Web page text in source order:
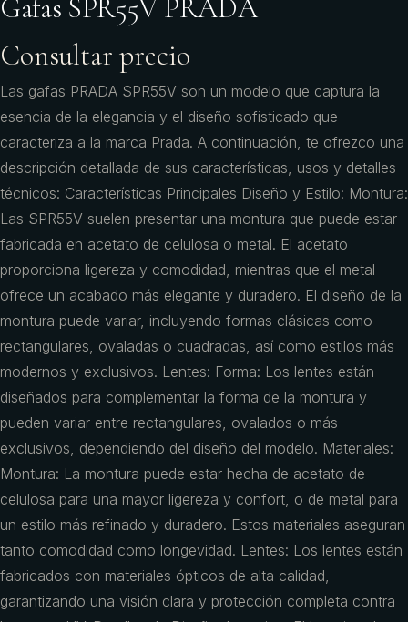
Gafas SPR55V PRADA
Consultar precio
Las gafas PRADA SPR55V son un modelo que captura la
esencia de la elegancia y el diseño sofisticado que
caracteriza a la marca Prada. A continuación, te ofrezco una
descripción detallada de sus características, usos y detalles
técnicos: Características Principales Diseño y Estilo: Montura:
Las SPR55V suelen presentar una montura que puede estar
fabricada en acetato de celulosa o metal. El acetato
proporciona ligereza y comodidad, mientras que el metal
ofrece un acabado más elegante y duradero. El diseño de la
montura puede variar, incluyendo formas clásicas como
rectangulares, ovaladas o cuadradas, así como estilos más
modernos y exclusivos. Lentes: Forma: Los lentes están
diseñados para complementar la forma de la montura y
pueden variar entre rectangulares, ovalados o más
exclusivos, dependiendo del diseño del modelo. Materiales:
Montura: La montura puede estar hecha de acetato de
celulosa para una mayor ligereza y confort, o de metal para
un estilo más refinado y duradero. Estos materiales aseguran
tanto comodidad como longevidad. Lentes: Los lentes están
fabricados con materiales ópticos de alta calidad,
garantizando una visión clara y protección completa contra